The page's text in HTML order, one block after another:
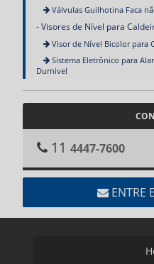
Válvulas Guilhotina Faca
Visores de Nível para
Visor de Nível Bicolor para
Sistema Eletrônico para
Durnivel
114447-7600
ENTRE